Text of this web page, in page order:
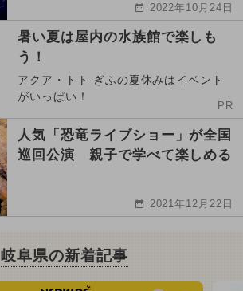
2022年10月24日
暑い夏は屋内の水族館で楽しも
う！
アクア・トト ぎふの夏休みはイベント
がいっぱい！
PR
人気「恐竜ライブショー」が全国
巡回公演 親子で学べて楽しめる
2021年12月22日
岐阜県の新着記事